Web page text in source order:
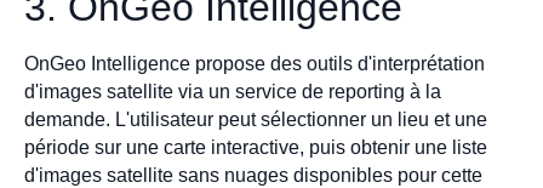
OnGeo Intelligence propose des outils d'interprétation
d'images satellite via un service de reporting à la
demande. L'utilisateur peut sélectionner un lieu et une
période sur une carte interactive, puis obtenir une liste
d'images satellite sans nuages disponibles pour cette